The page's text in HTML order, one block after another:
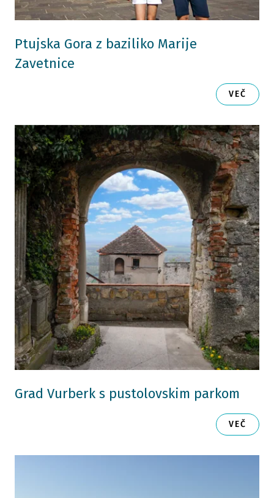
Ptujska Gora z baziliko Marije
Zavetnice
VEČ
Grad Vurberk s pustolovskim parkom
VEČ